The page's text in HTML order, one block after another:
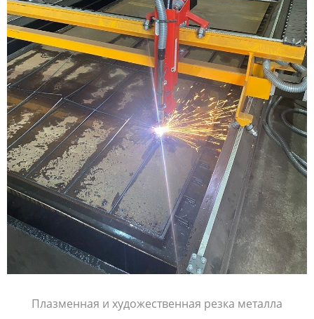
Плазменная и художественная резка металла